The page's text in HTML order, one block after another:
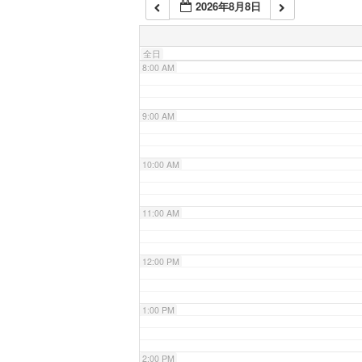
2026年8月8日
全日
7:00 AM
8:00 AM
9:00 AM
10:00 AM
11:00 AM
12:00 PM
1:00 PM
2:00 PM